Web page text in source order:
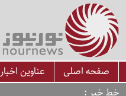
صفحه اصلی عناوین اخبار
خط خبر